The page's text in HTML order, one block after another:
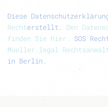
Diese
Rechterstellt. Den
finden Sie hier. SOS
Mueller.legal
in Berlin.